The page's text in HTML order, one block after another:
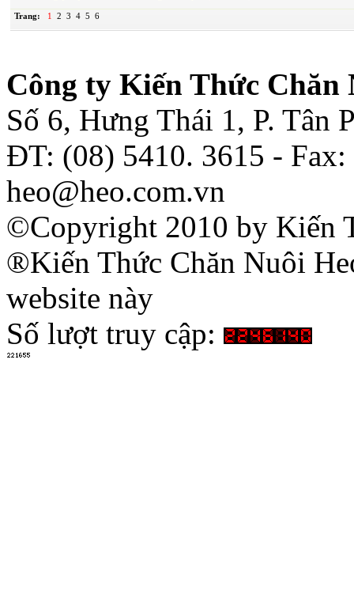
Trang: 1 2 3 4 5 6
Công ty Kiến Thức Chăn
Số 6, Hưng Thái 1, P. Tân
ĐT: (08) 5410. 3615 -
heo@heo.com.vn
©Copyright 2010 by Kiến
®Kiến Thức Chăn Nuôi
website này
Số lượt truy cập: